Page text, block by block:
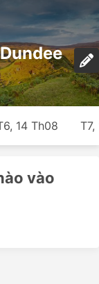
14 Th08 T7,
vào